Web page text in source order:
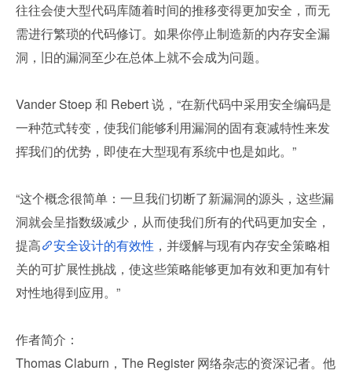
往往会使大型代码库随着时间的推移变得更加安全，而无
需进行繁琐的代码修订。如果你停止制造新的内存安全漏
洞，旧的漏洞至少在总体上就不会成为问题。
Vander Stoep 和 Rebert 说，“在新代码中采用安全编码是
一种范式转变，使我们能够利用漏洞的固有衰减特性来发
挥我们的优势，即使在大型现有系统中也是如此。”
“这个概念很简单：一旦我们切断了新漏洞的源头，这些漏
洞就会呈指数级减少，从而使我们所有的代码更加安全，
提高
安全设计的有效性 ，并缓解与现有内存安全策略相
关的可扩展性挑战，使这些策略能够更加有效和更加有针
对性地得到应用。”
作者简介：
Thomas Claburn，The Register 网络杂志的资深记者。他